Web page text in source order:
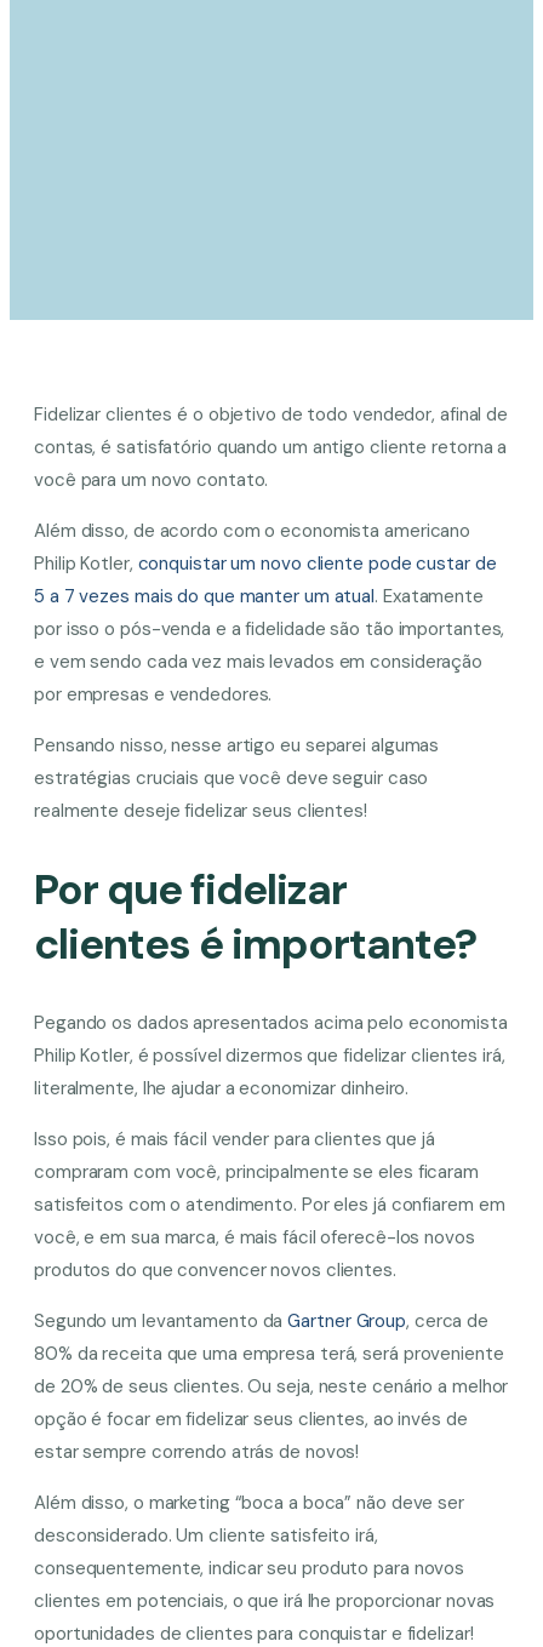
Fidelizar clientes é o objetivo de todo vendedor, afinal de
contas, é satisfatório quando um antigo cliente retorna a
você para um novo contato.
Além disso, de acordo com o economista americano
Philip Kotler, conquistar um novo cliente pode custar de
5 a 7 vezes mais do que manter um atual. Exatamente
por isso o pós-venda e a fidelidade são tão importantes,
e vem sendo cada vez mais levados em consideração
por empresas e vendedores.
Pensando nisso, nesse artigo eu separei algumas
estratégias cruciais que você deve seguir caso
realmente deseje fidelizar seus clientes!
Por que fidelizar
clientes é importante?
Pegando os dados apresentados acima pelo economista
Philip Kotler, é possível dizermos que fidelizar clientes irá,
literalmente, lhe ajudar a economizar dinheiro.
Isso pois, é mais fácil vender para clientes que já
compraram com você, principalmente se eles ficaram
satisfeitos com o atendimento. Por eles já confiarem em
você, e em sua marca, é mais fácil oferecê-los novos
produtos do que convencer novos clientes.
Segundo um levantamento da Gartner Group, cerca de
80% da receita que uma empresa terá, será proveniente
de 20% de seus clientes. Ou seja, neste cenário a melhor
opção é focar em fidelizar seus clientes, ao invés de
estar sempre correndo atrás de novos!
Além disso, o marketing “boca a boca” não deve ser
desconsiderado. Um cliente satisfeito irá,
consequentemente, indicar seu produto para novos
clientes em potenciais, o que irá lhe proporcionar novas
oportunidades de clientes para conquistar e fidelizar!